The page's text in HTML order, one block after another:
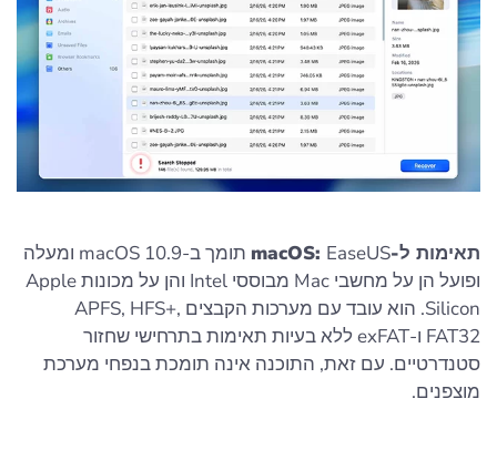
תאימות ל-macOS:
EaseUS תומך ב-macOS 10.9 ומעלה
ופועל הן על מחשבי Mac מבוססי Intel והן על מכונות Apple
Silicon. הוא עובד עם מערכות הקבצים APFS, HFS+,
FAT32 ו-exFAT ללא בעיות תאימות בתרחישי שחזור
סטנדרטיים. עם זאת, התוכנה אינה תומכת בנפחי מערכת
מוצפנים.